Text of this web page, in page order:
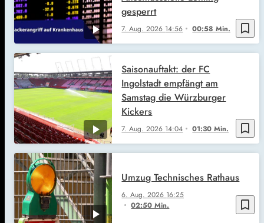
bookmark_border
7. Aug. 2026 14:56 00:58 Min.
gesperrt
bookmark_border
7. Aug. 2026 14:04 01:30 Min.
Saisonauftakt: der FC
Ingolstadt empfängt am
Samstag die Würzburger
Kickers
bookmark_border
6. Aug. 2026 16:25
02:50 Min.
Umzug Technisches Rathaus